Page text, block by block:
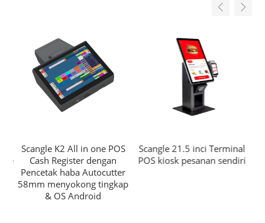
de
Scangle K2 All in one POS
Cash Register dengan
Pencetak haba Autocutter
58mm menyokong tingkap
& OS Android
Scangle 21.5 inci Terminal
POS kiosk pesanan sendiri